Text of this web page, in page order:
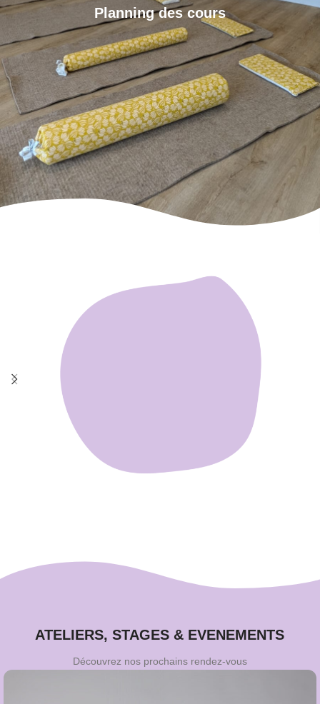
Planning des cours
Mées - MedSpace
ATELIERS, STAGES & EVENEMENTS
Découvrez nos prochains rendez-vous